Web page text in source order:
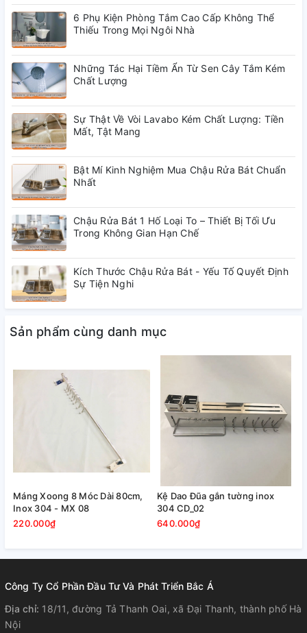
*** Mô tả sản phẩm Máng nắp xoong 7 móc inox 304 -
MN07:
- Chất liệu inox 304 bóng, siêu bền bỉ, chống rỉ sét, vĩnh
viễn không ăn mòn. + Kích thước máng: 60cm x 35cm x
10cm
- Bộ sản phẩm gồm: máng nắp xoong + ốc vít tắc kê, bộ sản
phẩm đã đầy đủ khách chỉ việc bắn vít vào tường.
+ Sườn chính gia công bằng láp tròn inox 304 khung rất
6 Phụ Kiện Phòng Tắm Cao Cấp Không Thể
Thiếu Trong Mọi Ngôi Nhà
Những Tác Hại Tiềm Ẩn Từ Sen Cây Tắm Kém
Chất Lượng
Sự Thật Về Vòi Lavabo Kém Chất Lượng: Tiền
Mất, Tật Mang
Bật Mí Kinh Nghiệm Mua Chậu Rửa Bát Chuẩn
Nhất
Chậu Rửa Bát 1 Hố Loại To – Thiết Bị Tối Ưu
Trong Không Gian Hạn Chế
Kích Thước Chậu Rửa Bát - Yếu Tố Quyết Định
Sự Tiện Nghi
Sản phẩm cùng danh mục
Máng Xoong 8 Móc Dài 80cm,
Inox 304 - MX 08
220.000₫
Kệ Dao Đũa gắn tường inox
304 CD_02
640.000₫
Công Ty Cổ Phần Đầu Tư Và Phát Triển Bắc Á
Địa chỉ: 18/11, đường Tả Thanh Oai, xã Đại Thanh, thành phố Hà
Nội